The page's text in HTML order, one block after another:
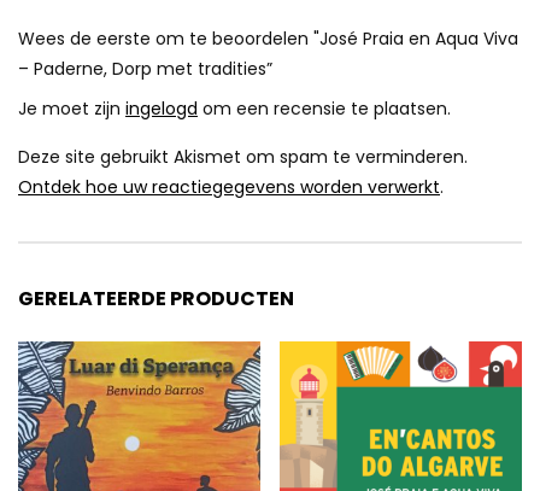
Wees de eerste om te beoordelen "José Praia en Aqua Viva
– Paderne, Dorp met tradities”
Je moet zijn ingelogd om een ​​recensie te plaatsen.
Deze site gebruikt Akismet om spam te verminderen.
Ontdek hoe uw reactiegegevens worden verwerkt.
GERELATEERDE PRODUCTEN